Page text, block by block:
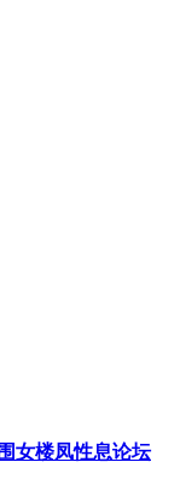
女楼凤性息论坛